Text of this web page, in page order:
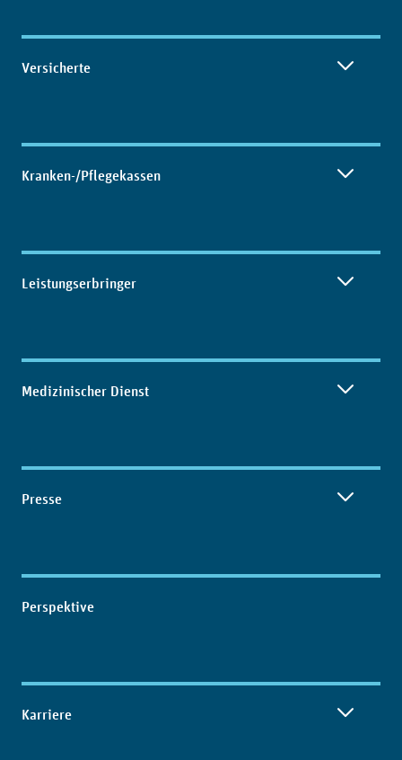
Inhaltsübersicht
Versicherte
Kranken-/Pflegekassen
Leistungserbringer
Medizinischer Dienst
Presse
Perspektive
Karriere